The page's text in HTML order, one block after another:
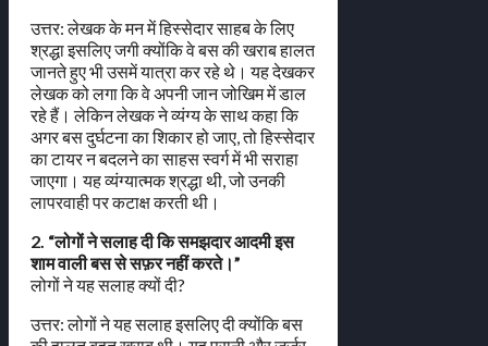
उत्तर: लेखक के मन में हिस्सेदार साहब के लिए
श्रद्धा इसलिए जगी क्योंकि वे बस की खराब हालत
जानते हुए भी उसमें यात्रा कर रहे थे। यह देखकर
लेखक को लगा कि वे अपनी जान जोखिम में डाल
रहे हैं। लेकिन लेखक ने व्यंग्य के साथ कहा कि
अगर बस दुर्घटना का शिकार हो जाए, तो हिस्सेदार
का टायर न बदलने का साहस स्वर्ग में भी सराहा
जाएगा। यह व्यंग्यात्मक श्रद्धा थी, जो उनकी
लापरवाही पर कटाक्ष करती थी।
2. “लोगों ने सलाह दी कि समझदार आदमी इस
शाम वाली बस से सफ़र नहीं करते।”
लोगों ने यह सलाह क्यों दी?
उत्तर: लोगों ने यह सलाह इसलिए दी क्योंकि बस